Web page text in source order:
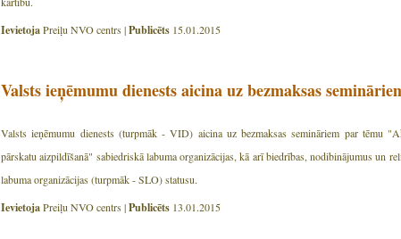
IevietojaPreiļu NVO centrs |Publicēts 15.01.2015
Valsts ieņēmumu dienests aicina uz bezmaksas
Valsts ieņēmumu dienests (turpmāk - VID) aicina uz bezmaksas semināriem par tēmu
pārskatu aizpildīšanā" sabiedriskā labuma organizācijas, kā arī biedrības, nodibinājumus un
labuma organizācijas (turpmāk - SLO) statusu.
IevietojaPreiļu NVO centrs |Publicēts 13.01.2015